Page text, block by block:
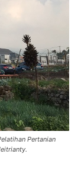
Pertanian